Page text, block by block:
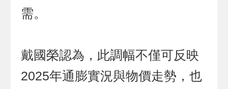
需。
戴國榮認為，此調幅不僅可反映
2025年通膨實況與物價走勢，也